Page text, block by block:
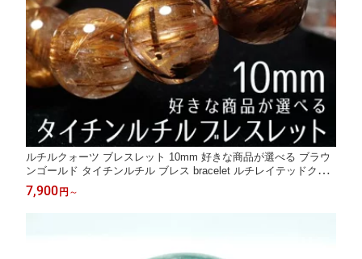
ルチルクォーツ ブレスレット 10mm 好きな商品が選べる ブラウ
ンゴールド タイチンルチル ブレス bracelet ルチレイテッドクォ
ーツ 一点物 送料無料
7,900 円 ～